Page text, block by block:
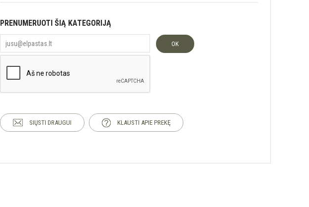
PRENUMERUOTI ŠIĄ KATEGORIJĄ
OK
SIŲSTI DRAUGUI KLAUSTI APIE PREKĘ